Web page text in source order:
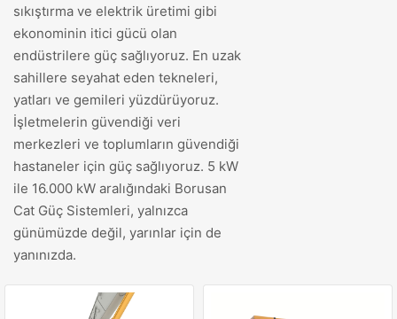
sıkıştırma ve elektrik üretimi gibi
ekonominin itici gücü olan
endüstrilere güç sağlıyoruz. En uzak
sahillere seyahat eden tekneleri,
yatları ve gemileri yüzdürüyoruz.
İşletmelerin güvendiği veri
merkezleri ve toplumların güvendiği
hastaneler için güç sağlıyoruz. 5 kW
ile 16.000 kW aralığındaki Borusan
Cat Güç Sistemleri, yalnızca
günümüzde değil, yarınlar için de
yanınızda.